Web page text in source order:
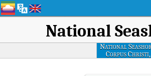
National
National
Corpus Christi,
Texas